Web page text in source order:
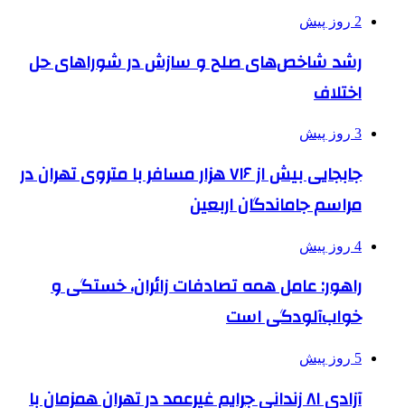
2 روز پیش
رشد شاخص‌های صلح و سازش در شوراهای حل
اختلاف
3 روز پیش
جابجایی بیش از ۷۱۶ هزار مسافر با متروی تهران در
مراسم جاماندگان اربعین
4 روز پیش
راهور: عامل همه تصادفات زائران، خستگی و
خواب‌آلودگی است
5 روز پیش
آزادی ۸۱ زندانی جرایم غیرعمد در تهران همزمان با